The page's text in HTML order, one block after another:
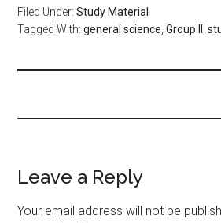
Filed Under:Study Material
Tagged With:general science ,Group II ,
Leave a Reply
Your email address will not be